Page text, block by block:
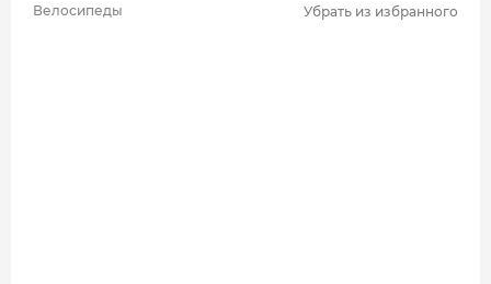
Велосипеды Убрать из избранного